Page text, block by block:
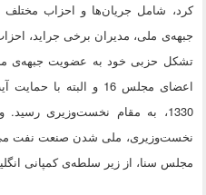
کرد، شامل جریان‌ها و احزاب
جبهه‌ی ملی، مدیران برخی جراید،
اعضای مجلس 16 و البته
1330، به مقام نخست‌وزیری
مجلس سنا، از زیر سلطه‌ی کمپانی